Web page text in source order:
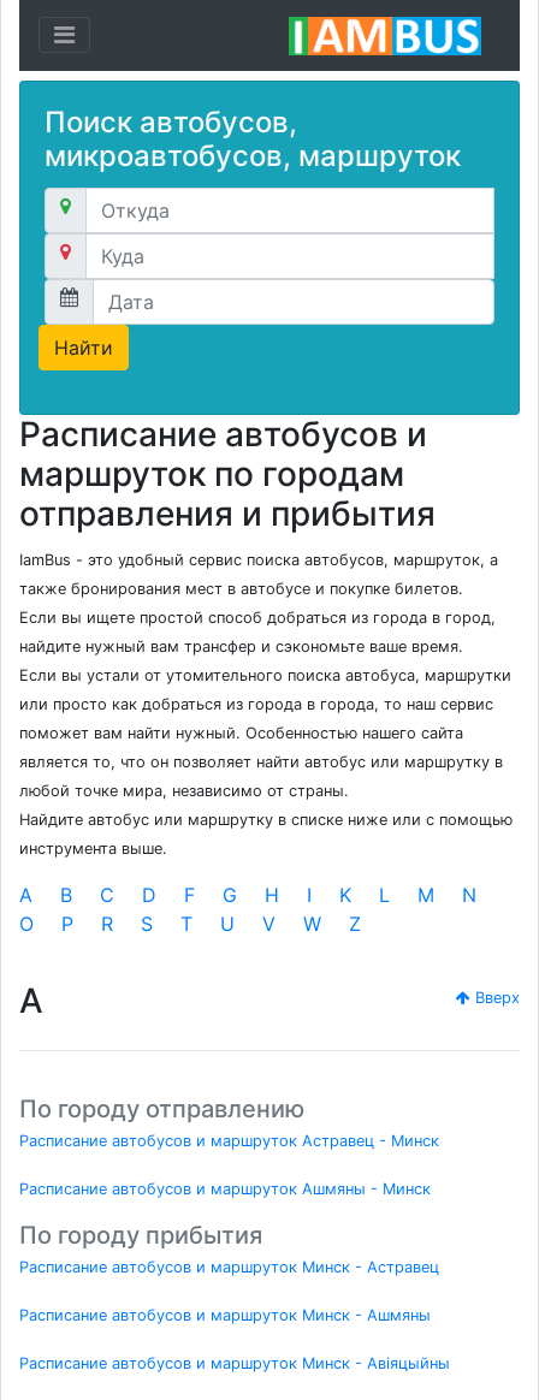
Toggle navigation
Поиск автобусов,
микроавтобусов, маршруток
Расписание автобусов и
маршруток по городам
отправления и прибытия
IamBus - это удобный сервис поиска автобусов, маршруток, а
также бронирования мест в автобусе и покупке билетов.
Если вы ищете простой способ добраться из города в город,
найдите нужный вам трансфер и сэкономьте ваше время.
Если вы устали от утомительного поиска автобуса, маршрутки
или просто как добраться из города в города, то наш сервис
поможет вам найти нужный. Особенностью нашего сайта
является то, что он позволяет найти автобус или маршрутку в
любой точке мира, независимо от страны.
Найдите автобус или маршрутку в списке ниже или с помощью
инструмента выше.
A B C D F G H I K L M
N
O
P R S T U V W Z
A Вверх
По городу отправлению
Расписание автобусов и маршруток Астравец - Минск
Расписание автобусов и маршруток Ашмяны - Минск
По городу прибытия
Расписание автобусов и маршруток Минск - Астравец
Расписание автобусов и маршруток Минск - Ашмяны
Расписание автобусов и маршруток Минск - Авіяцыйны